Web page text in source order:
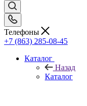
Телефоны
+7 (863) 285-08-45
Каталог
Назад
Каталог